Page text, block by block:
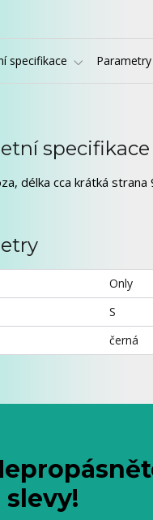
specifikace Parametry
specifikace
délka cca krátká strana
Only
S
černá
slevy!